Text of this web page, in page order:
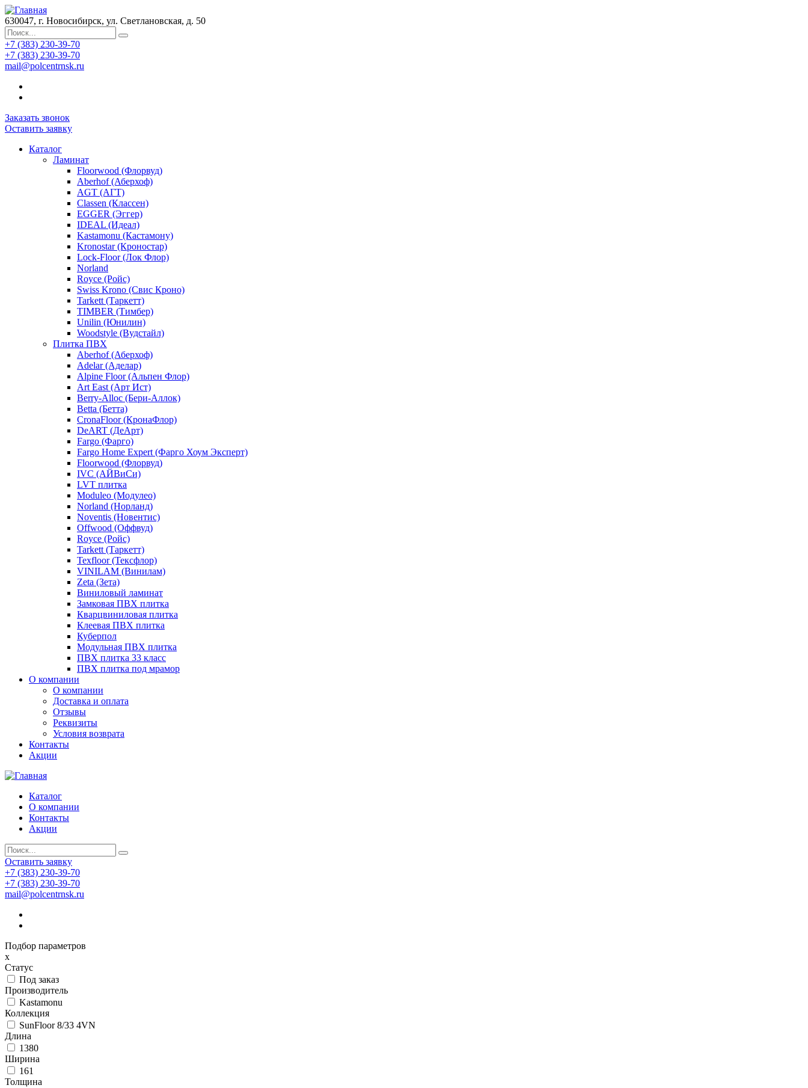
630047, г. Новосибирск, ул. Светлановская, д. 50
+7 (383) 230-39-70
+7 (383) 230-39-70
mail@polcentrnsk.ru
Заказать звонок
Оставить заявку
Каталог
Ламинат
Floorwood (Флорвуд)
Aberhof (Аберхоф)
AGT (АГТ)
Classen (Классен)
EGGER (Эггер)
IDEAL (Идеал)
Kastamonu (Кастамону)
Kronostar (Кроностар)
Lock-Floor (Лок Флор)
Norland
Royce (Ройс)
Swiss Krono (Свис Кроно)
Tarkett (Таркетт)
TIMBER (Тимбер)
Unilin (Юнилин)
Woodstyle (Вудстайл)
Плитка ПВХ
Aberhof (Аберхоф)
Adelar (Аделар)
Alpine Floor (Альпен Флор)
Art East (Арт Ист)
Berry-Alloc (Бери-Аллок)
Betta (Бетта)
CronaFloor (КронаФлор)
DeART (ДеАрт)
Fargo (Фарго)
Fargo Home Expert (Фарго Хоум Эксперт)
Floorwood (Флорвуд)
IVC (АЙВиСи)
LVT плитка
Moduleo (Модулео)
Norland (Норланд)
Noventis (Новентис)
Offwood (Оффвуд)
Royce (Ройс)
Tarkett (Таркетт)
Texfloor (Тексфлор)
VINILAM (Винилам)
Zeta (Зета)
Виниловый ламинат
Замковая ПВХ плитка
Кварцвиниловая плитка
Клеевая ПВХ плитка
Куберпол
Модульная ПВХ плитка
ПВХ плитка 33 класс
ПВХ плитка под мрамор
О компании
О компании
Доставка и оплата
Отзывы
Реквизиты
Условия возврата
Контакты
Акции
Каталог
О компании
Контакты
Акции
Оставить заявку
+7 (383) 230-39-70
+7 (383) 230-39-70
mail@polcentrnsk.ru
Подбор параметров
x
Статус
Под заказ
Производитель
Kastamonu
Коллекция
SunFloor 8/33 4VN
Длина
1380
Ширина
161
Толщина